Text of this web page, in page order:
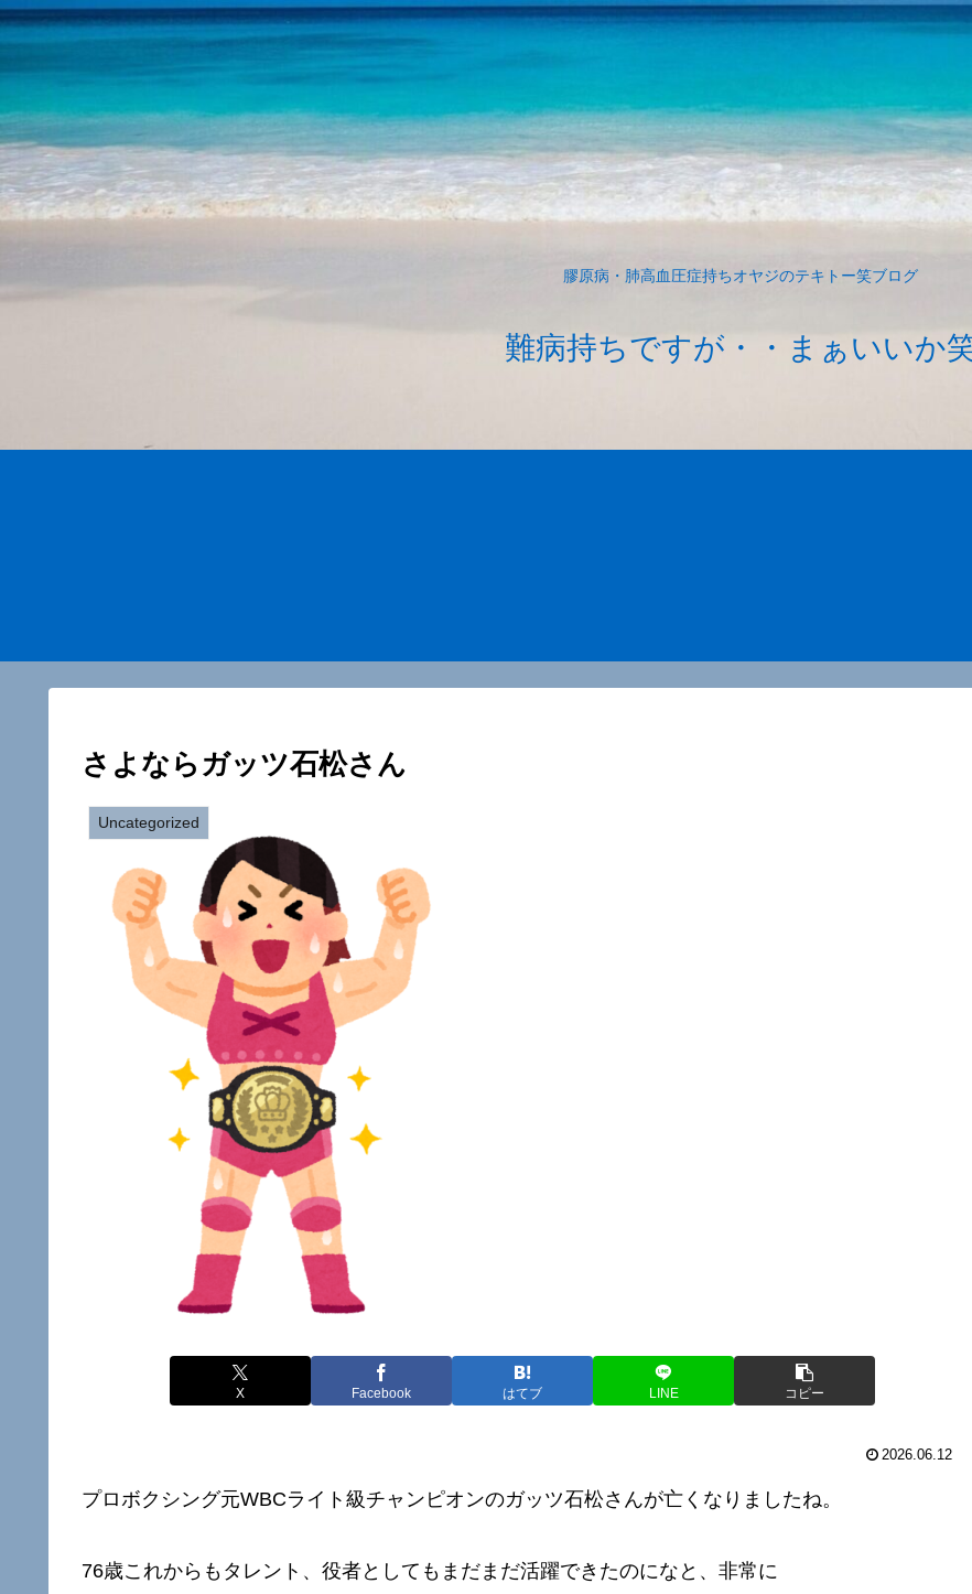
膠原病・肺高血圧症持ちオヤジのテキトー笑ブログ
難病持ちですが・・まぁいいか
さよならガッツ石松さん
Uncategorized
X Facebook はてブ LINE コピー
2026.06.12
プロボクシング元WBCライト級チャンピオンのガッツ石松さんが亡くなりましたね。
76歳これからもタレント、役者としてもまだまだ活躍できたのになと、非常に